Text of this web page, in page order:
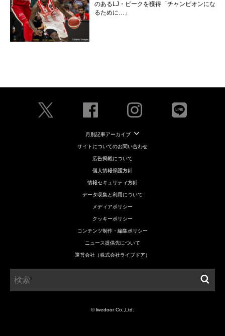
のあるLJ・ピークを獲得「チャンピオンにな
るために…」
月別記事アーカイブ
サイトについてのお問い合わせ
広告掲載について
個人情報保護方針
情報セキュリティ方針
データ収集と利用について
メディアポリシー
クッキーポリシー
コンテンツ制作・編集ポリシー
ニュース提供先について
運営会社（株式会社ライブドア）
© livedoor Co.,Ltd.